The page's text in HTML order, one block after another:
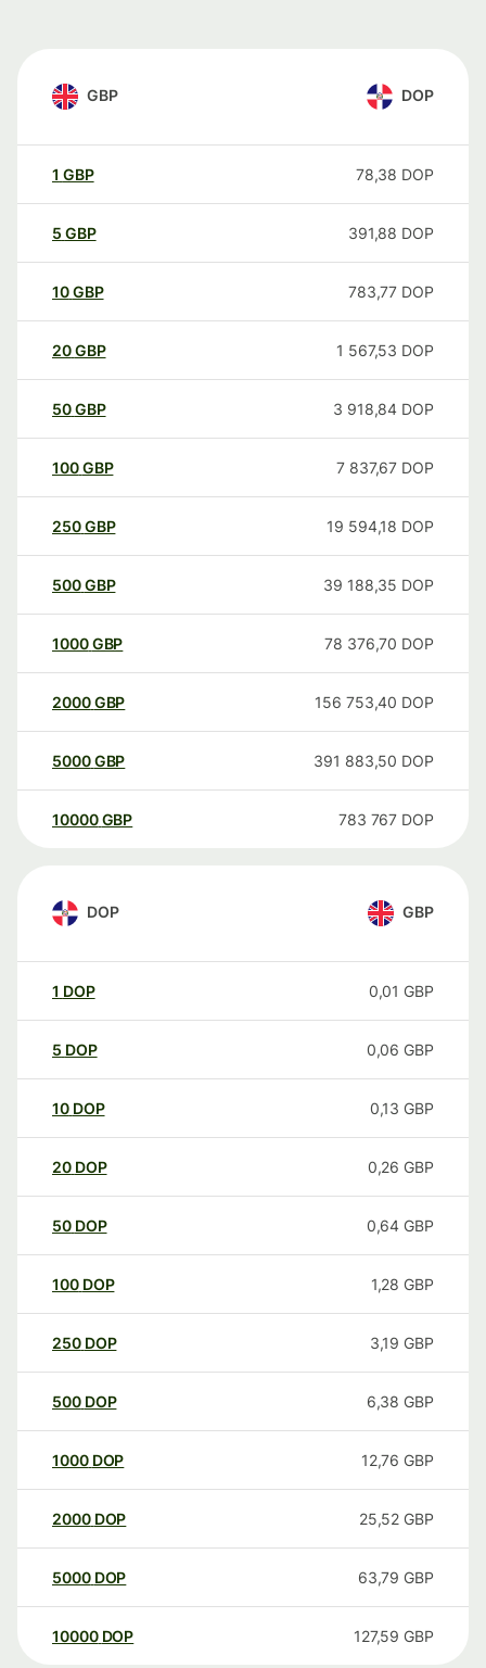
GBP DOP
1 GBP 78,38 DOP
5 GBP 391,88 DOP
10GBP 783,77 DOP
20GBP 1 567,53 DOP
50GBP 3 918,84 DOP
100GBP 7 837,67 DOP
250GBP 19 594,18 DOP
500GBP 39 188,35 DOP
1000GBP 78 376,70 DOP
2000GBP 156 753,40 DOP
5000GBP 391 883,50 DOP
10000 GBP 783 767 DOP
DOP GBP
1 DOP 0,01 GBP
5 DOP 0,06 GBP
10 DOP 0,13 GBP
20 DOP 0,26 GBP
50 DOP 0,64 GBP
100 DOP 1,28 GBP
250 DOP 3,19 GBP
500 DOP 6,38 GBP
1000 DOP 12,76 GBP
2000 DOP 25,52 GBP
5000 DOP 63,79 GBP
10000 DOP 127,59 GBP